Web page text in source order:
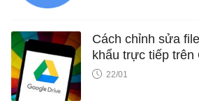
Cách chỉnh sửa
khẩu trực tiếp trên
22/01